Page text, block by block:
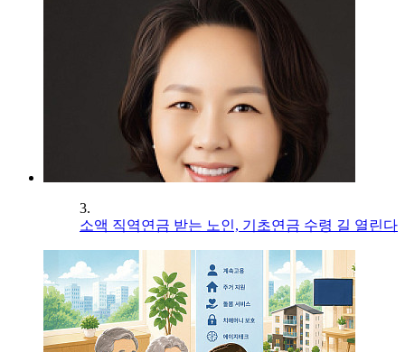
3.
소액 직역연금 받는 노인, 기초연금 수령 길 열린다